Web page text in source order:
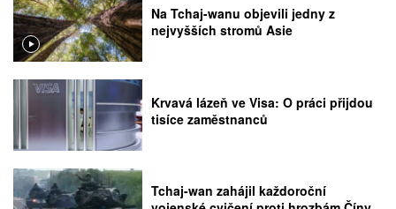
Na Tchaj-wanu objevili jedny z
nejvyšších stromů Asie
Krvavá lázeň ve Visa: O práci přijdou
tisíce zaměstnanců
Tchaj-wan zahájil každoroční